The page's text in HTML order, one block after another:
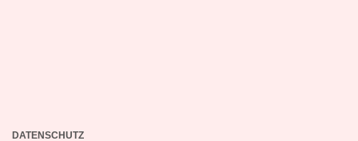
DATENSCHUTZ